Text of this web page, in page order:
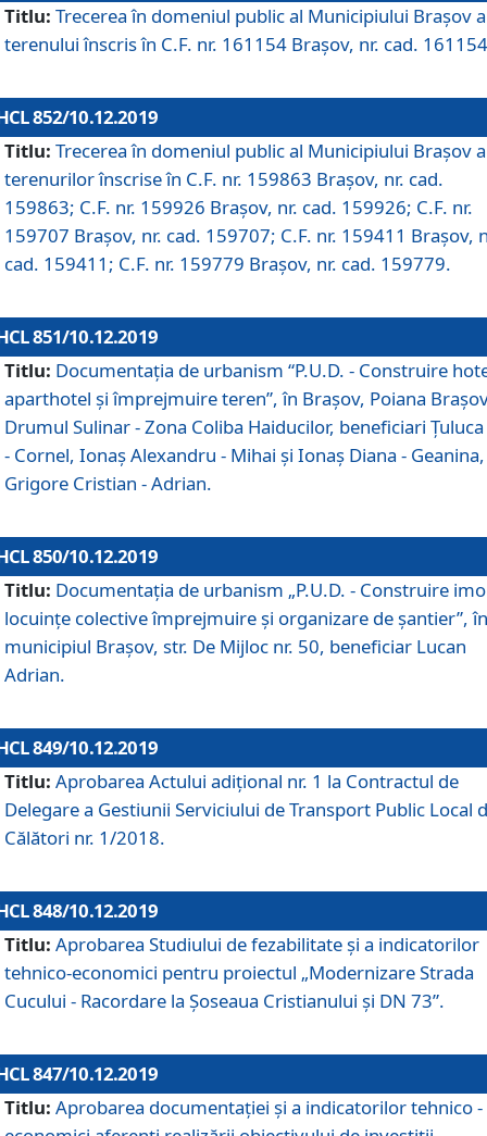
Titlu: Trecerea în domeniul public al Municipiului Braşov a
terenului înscris în C.F. nr. 161154 Brașov, nr. cad.
852/10.12.2019
Titlu: Trecerea în domeniul public al Municipiului Braşov a
terenurilor înscrise în C.F. nr. 159863 Brașov, nr. cad.
159863; C.F. nr. 159926 Brașov, nr. cad. 159926; C.F. nr.
159707 Brașov, nr. cad. 159707; C.F. nr. 159411 Brașov,
cad. 159411; C.F. nr. 159779 Brașov, nr. cad. 159779.
851/10.12.2019
Titlu: Documentaţia de urbanism “P.U.D. - Construire
aparthotel şi împrejmuire teren”, în Braşov, Poiana
Drumul Sulinar - Zona Coliba Haiducilor, beneficiari
- Cornel, Ionaş Alexandru - Mihai şi Ionaş Diana - Geanina,
Grigore Cristian - Adrian.
850/10.12.2019
Titlu: Documentaţia de urbanism „P.U.D. - Construire
locuințe colective împrejmuire și organizare de șantier”, în
municipiul Braşov, str. De Mijloc nr. 50, beneficiar Lucan
Adrian.
849/10.12.2019
Titlu: Aprobarea Actului adiţional nr. 1 la Contractul de
Delegare a Gestiunii Serviciului de Transport Public Local
Călători nr. 1/2018.
848/10.12.2019
Titlu: Aprobarea Studiului de fezabilitate şi a indicatorilor
tehnico-economici pentru proiectul „Modernizare Strada
Cucului - Racordare la Șoseaua Cristianului și DN 73”.
847/10.12.2019
Titlu: Aprobarea documentației și a indicatorilor tehnico -